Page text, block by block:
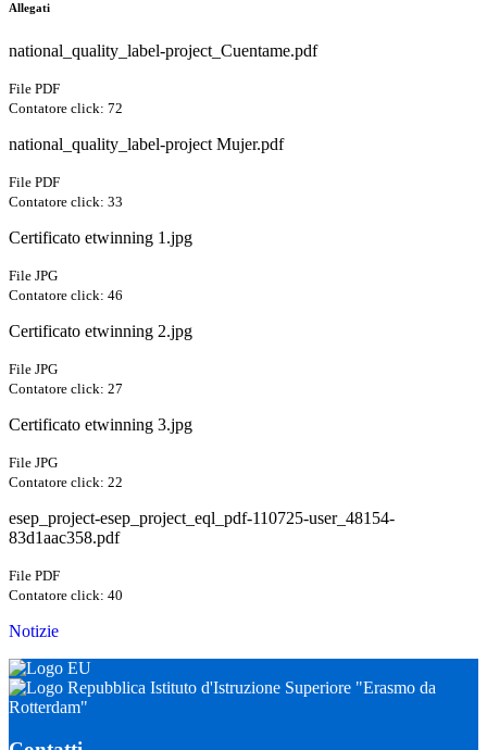
Allegati
national_quality_label-project_Cuentame.pdf
File PDF
Contatore click: 72
national_quality_label-project Mujer.pdf
File PDF
Contatore click: 33
Certificato etwinning 1.jpg
File JPG
Contatore click: 46
Certificato etwinning 2.jpg
File JPG
Contatore click: 27
Certificato etwinning 3.jpg
File JPG
Contatore click: 22
esep_project-esep_project_eql_pdf-110725-user_48154-
83d1aac358.pdf
File PDF
Contatore click: 40
Notizie
Istituto d'Istruzione Superiore "Erasmo da
Rotterdam"